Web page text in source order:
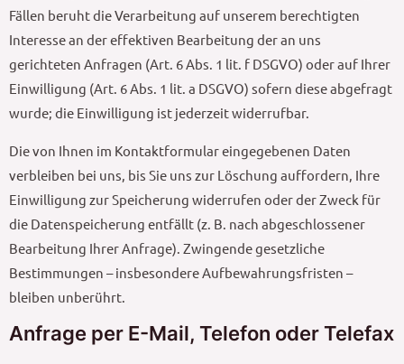
Fällen beruht die Verarbeitung auf unserem berechtigten
Interesse an der effektiven Bearbeitung der an uns
gerichteten Anfragen (Art. 6 Abs. 1 lit. f DSGVO) oder auf Ihrer
Einwilligung (Art. 6 Abs. 1 lit. a DSGVO) sofern diese abgefragt
wurde; die Einwilligung ist jederzeit widerrufbar.
Die von Ihnen im Kontaktformular eingegebenen Daten
verbleiben bei uns, bis Sie uns zur Löschung auffordern, Ihre
Einwilligung zur Speicherung widerrufen oder der Zweck für
die Datenspeicherung entfällt (z. B. nach abgeschlossener
Bearbeitung Ihrer Anfrage). Zwingende gesetzliche
Bestimmungen – insbesondere Aufbewahrungsfristen –
bleiben unberührt.
Anfrage per E-Mail, Telefon oder Telefax